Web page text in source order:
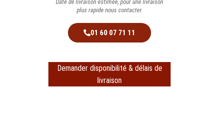
Date de livraison estimée, pour une livraison
plus rapide nous contacter.
01 60 07 71 11
Demander disponibilité & délais de
livraison